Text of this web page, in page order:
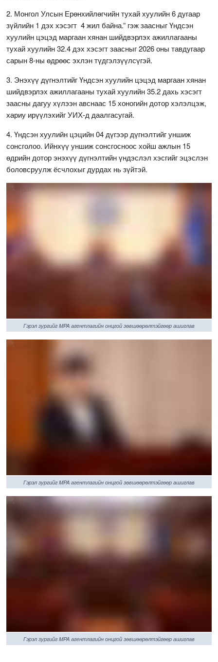
2. Монгол Улсын Ерөнхийлөгчийн тухай хуулийн 6 дугаар
зүйлийн 1 дэх хэсэгт 4 жил байна.” гэж заасныг Үндсэн
хуулийн цэцэд маргаан хянан шийдвэрлэх ажиллагааны
тухай хуулийн 32.4 дэх хэсэгт заасныг 2026 оны тавдугаар
сарын 8-ны өдрөөс эхлэн түдгэлзүүлсүгэй.
3. Энэхүү дүгнэлтийг Үндсэн хуулийн цэцэд маргаан хянан
шийдвэрлэх ажиллагааны тухай хуулийн 35.2 дахь хэсэгт
заасны дагуу хүлээн авснаас 15 хоногийн дотор хэлэлцэж,
хариу ирүүлэхийг УИХ-д даалгасугай.
4. Үндсэн хуулийн цэцийн 04 дүгээр дүгнэлтийг уншиж
сонсголоо. Ийнхүү уншиж сонсгосноос хойш ажлын 15
өдрийн дотор энэхүү дүгнэлтийн үндэслэл хэсгийг эцэслэн
боловсруулж ёсчлохыг дурдах нь зүйтэй.
Гэрэл зургийг MPA агентлагийн онцгой зөвшөөрөлтэйгөөр ашиглав
Гэрэл зургийг MPA агентлагийн онцгой зөвшөөрөлтэйгөөр ашиглав
Гэрэл зургийг MPA агентлагийн онцгой зөвшөөрөлтэйгөөр ашиглав